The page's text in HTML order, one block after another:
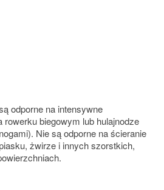
odporne na intensywne
rowerku biegowym lub hulajnodze
Nie są odporne na ścieranie
żwirze i innych szorstkich,